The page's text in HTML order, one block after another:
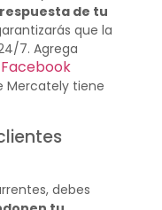
de tu
que la
7. Agrega
Mercately tiene
debes